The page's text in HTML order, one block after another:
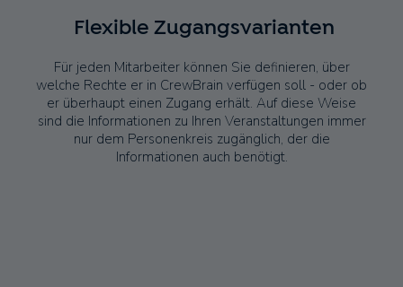
Flexible Zugangsvarianten
Für jeden Mitarbeiter können Sie definieren, über
welche Rechte er in CrewBrain verfügen soll - oder ob
er überhaupt einen Zugang erhält. Auf diese Weise
sind die Informationen zu Ihren Veranstaltungen immer
nur dem Personenkreis zugänglich, der die
Informationen auch benötigt.